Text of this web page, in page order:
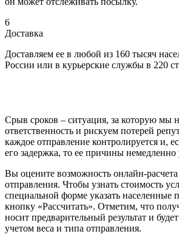
6
Доставка
Доставляем ее в любой из 160 тысяч
России или в курьерские службы в 220
Срыв сроков – ситуация, за которую мы
ответственность и рискуем потерей
каждое отправление контролируется и,
его задержка, то ее причины немедленно
Вы оцените возможность онлайн-
отправления. Чтобы узнать стоимость
специальной форме указать населенные
кнопку «Рассчитать». Отметим, что
носит предварительный результат и
учетом веса и типа отправления.